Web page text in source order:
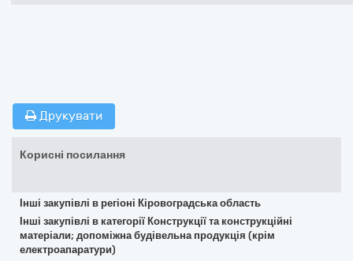
Друкувати
Корисні посилання
Інші закупівлі в регіоні Кіровоградська область
Інші закупівлі в категорії Конструкції та конструкційні
матеріали; допоміжна будівельна продукція (крім
електроапаратури)